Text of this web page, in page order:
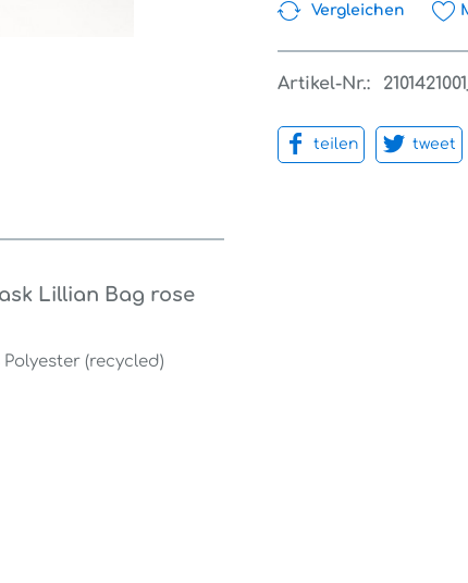
Vergleichen
Artikel-Nr.:
teilen tweet
Lillian Bag rose
(recycled)